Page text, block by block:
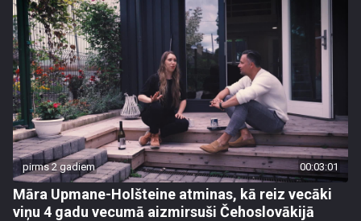
pirms 2 gadiem 00:03:01
Māra Upmane-Holšteine atminas, kā reiz vecāki
viņu 4 gadu vecumā aizmirsuši Čehoslovākijā